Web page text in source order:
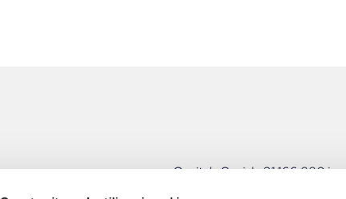
Capitale Sociale 31.166.880 i.v.